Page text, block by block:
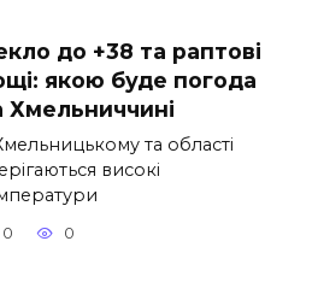
до +38 та раптові
якою буде погода
Хмельниччині
та області
високі
0 0